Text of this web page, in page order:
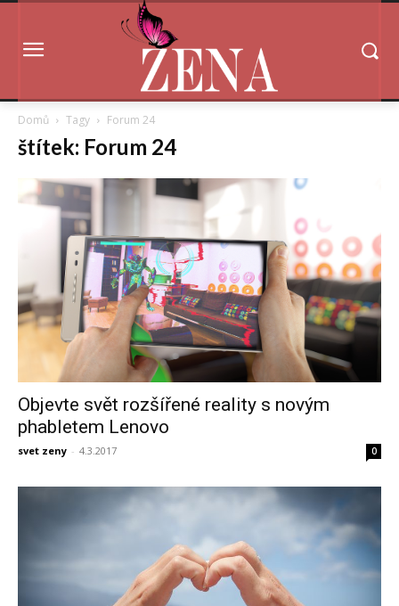
Domů Tagy Forum 24
štítek: Forum 24
Objevte svět rozšířené reality s novým
phabletem Lenovo
svet zeny - 4.3.2017 0